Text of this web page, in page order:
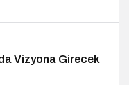
Vizyona Girecek